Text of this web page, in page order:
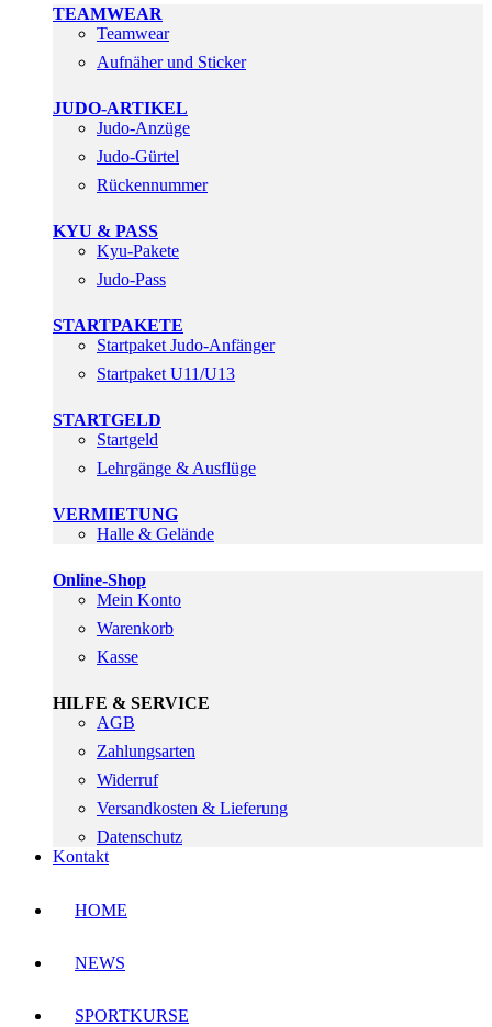
TEAMWEAR
Teamwear
Aufnäher und Sticker
JUDO-ARTIKEL
Judo-Anzüge
Judo-Gürtel
Rückennummer
KYU & PASS
Kyu-Pakete
Judo-Pass
STARTPAKETE
Startpaket Judo-Anfänger
Startpaket U11/U13
STARTGELD
Startgeld
Lehrgänge & Ausflüge
VERMIETUNG
Halle & Gelände
Online-Shop
Mein Konto
Warenkorb
Kasse
HILFE & SERVICE
AGB
Zahlungsarten
Widerruf
Versandkosten & Lieferung
Datenschutz
Kontakt
HOME
NEWS
SPORTKURSE